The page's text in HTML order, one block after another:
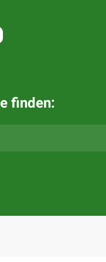
finden: